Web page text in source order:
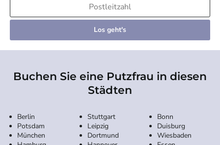
Los geht's
Buchen Sie eine Putzfrau in diesen
Städten
Berlin
Potsdam
München
Stuttgart
Leipzig
Dortmund
Bonn
Duisburg
Wiesbaden